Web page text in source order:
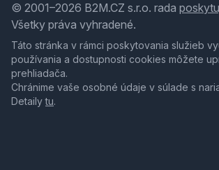
© 2001–2026 B2M.CZ s.r.o. rada
Všetky práva vyhradené.
Táto stránka v rámci poskytovania služieb
používania a dostupnosti cookies môžete
prehliadača.
Chránime vaše osobné údaje v súlade s
Detailytu.